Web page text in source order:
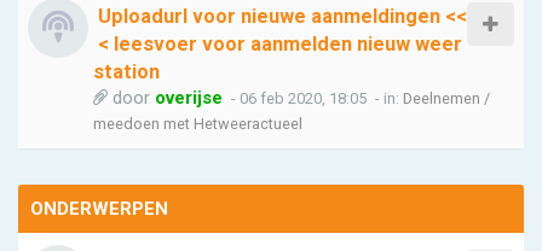
Uploadurl voor nieuwe aanmeldingen <<
< leesvoer voor aanmelden nieuw weer
station
door overijse - 06 feb 2020, 18:05 - in: Deelnemen /
meedoen met Hetweeractueel
ONDERWERPEN